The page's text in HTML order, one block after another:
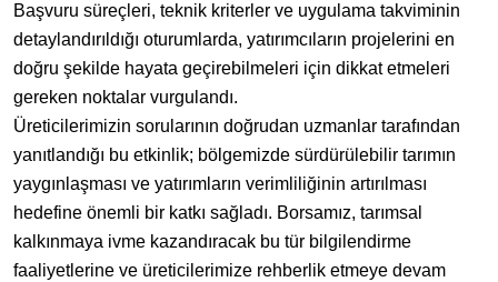
Başvuru süreçleri, teknik kriterler ve uygulama takviminin
detaylandırıldığı oturumlarda, yatırımcıların projelerini en
doğru şekilde hayata geçirebilmeleri için dikkat etmeleri
gereken noktalar vurgulandı.
​Üreticilerimizin sorularının doğrudan uzmanlar tarafından
yanıtlandığı bu etkinlik; bölgemizde sürdürülebilir tarımın
yaygınlaşması ve yatırımların verimliliğinin artırılması
hedefine önemli bir katkı sağladı. Borsamız, tarımsal
kalkınmaya ivme kazandıracak bu tür bilgilendirme
faaliyetlerine ve üreticilerimize rehberlik etmeye devam